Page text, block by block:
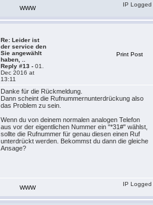
WWW
IP Logged
Re: Leider ist
der service den
Sie angewählt
haben, ..
Reply #13 - 01.
Dec 2016 at
13:11
Print Post
Danke für die Rückmeldung.
Dann scheint die Rufnummernunterdrückung also
das Problem zu sein.
Wenn du von deinem normalen analogen Telefon
aus vor der eigentlichen Nummer ein "*31#" wählst,
sollte die Rufnummer für genau diesen einen Ruf
unterdrückt werden. Bekommst du dann die gleiche
Ansage?
WWW
IP Logged